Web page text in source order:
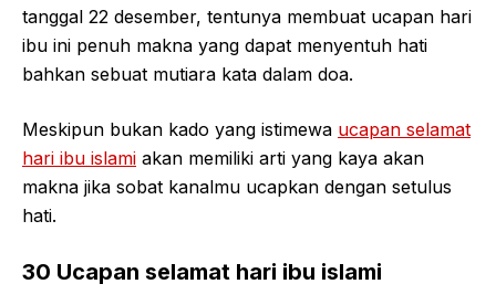
tanggal 22 desember, tentunya membuat ucapan hari
ibu ini penuh makna yang dapat menyentuh hati
bahkan sebuat mutiara kata dalam doa.
Meskipun bukan kado yang istimewa ucapan selamat
hari ibu islami akan memiliki arti yang kaya akan
makna jika sobat kanalmu ucapkan dengan setulus
hati.
30 Ucapan selamat hari ibu islami